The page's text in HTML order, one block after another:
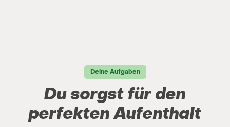
Deine Aufgaben
Du sorgst für den
perfekten Aufenthalt